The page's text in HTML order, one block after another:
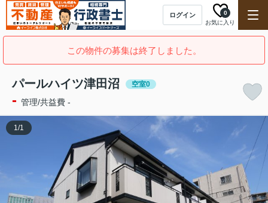
ログイン
お気に入り
0
この物件の募集は終了しました。
パールハイツ津田沼 空室0
- 管理/共益費 -
1/1